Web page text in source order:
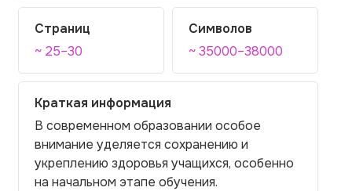
Страниц
~ 25–30
Символов
~ 35000–38000
Краткая информация
В современном образовании особое
внимание уделяется сохранению и
укреплению здоровья учащихся, особенно
на начальном этапе обучения.